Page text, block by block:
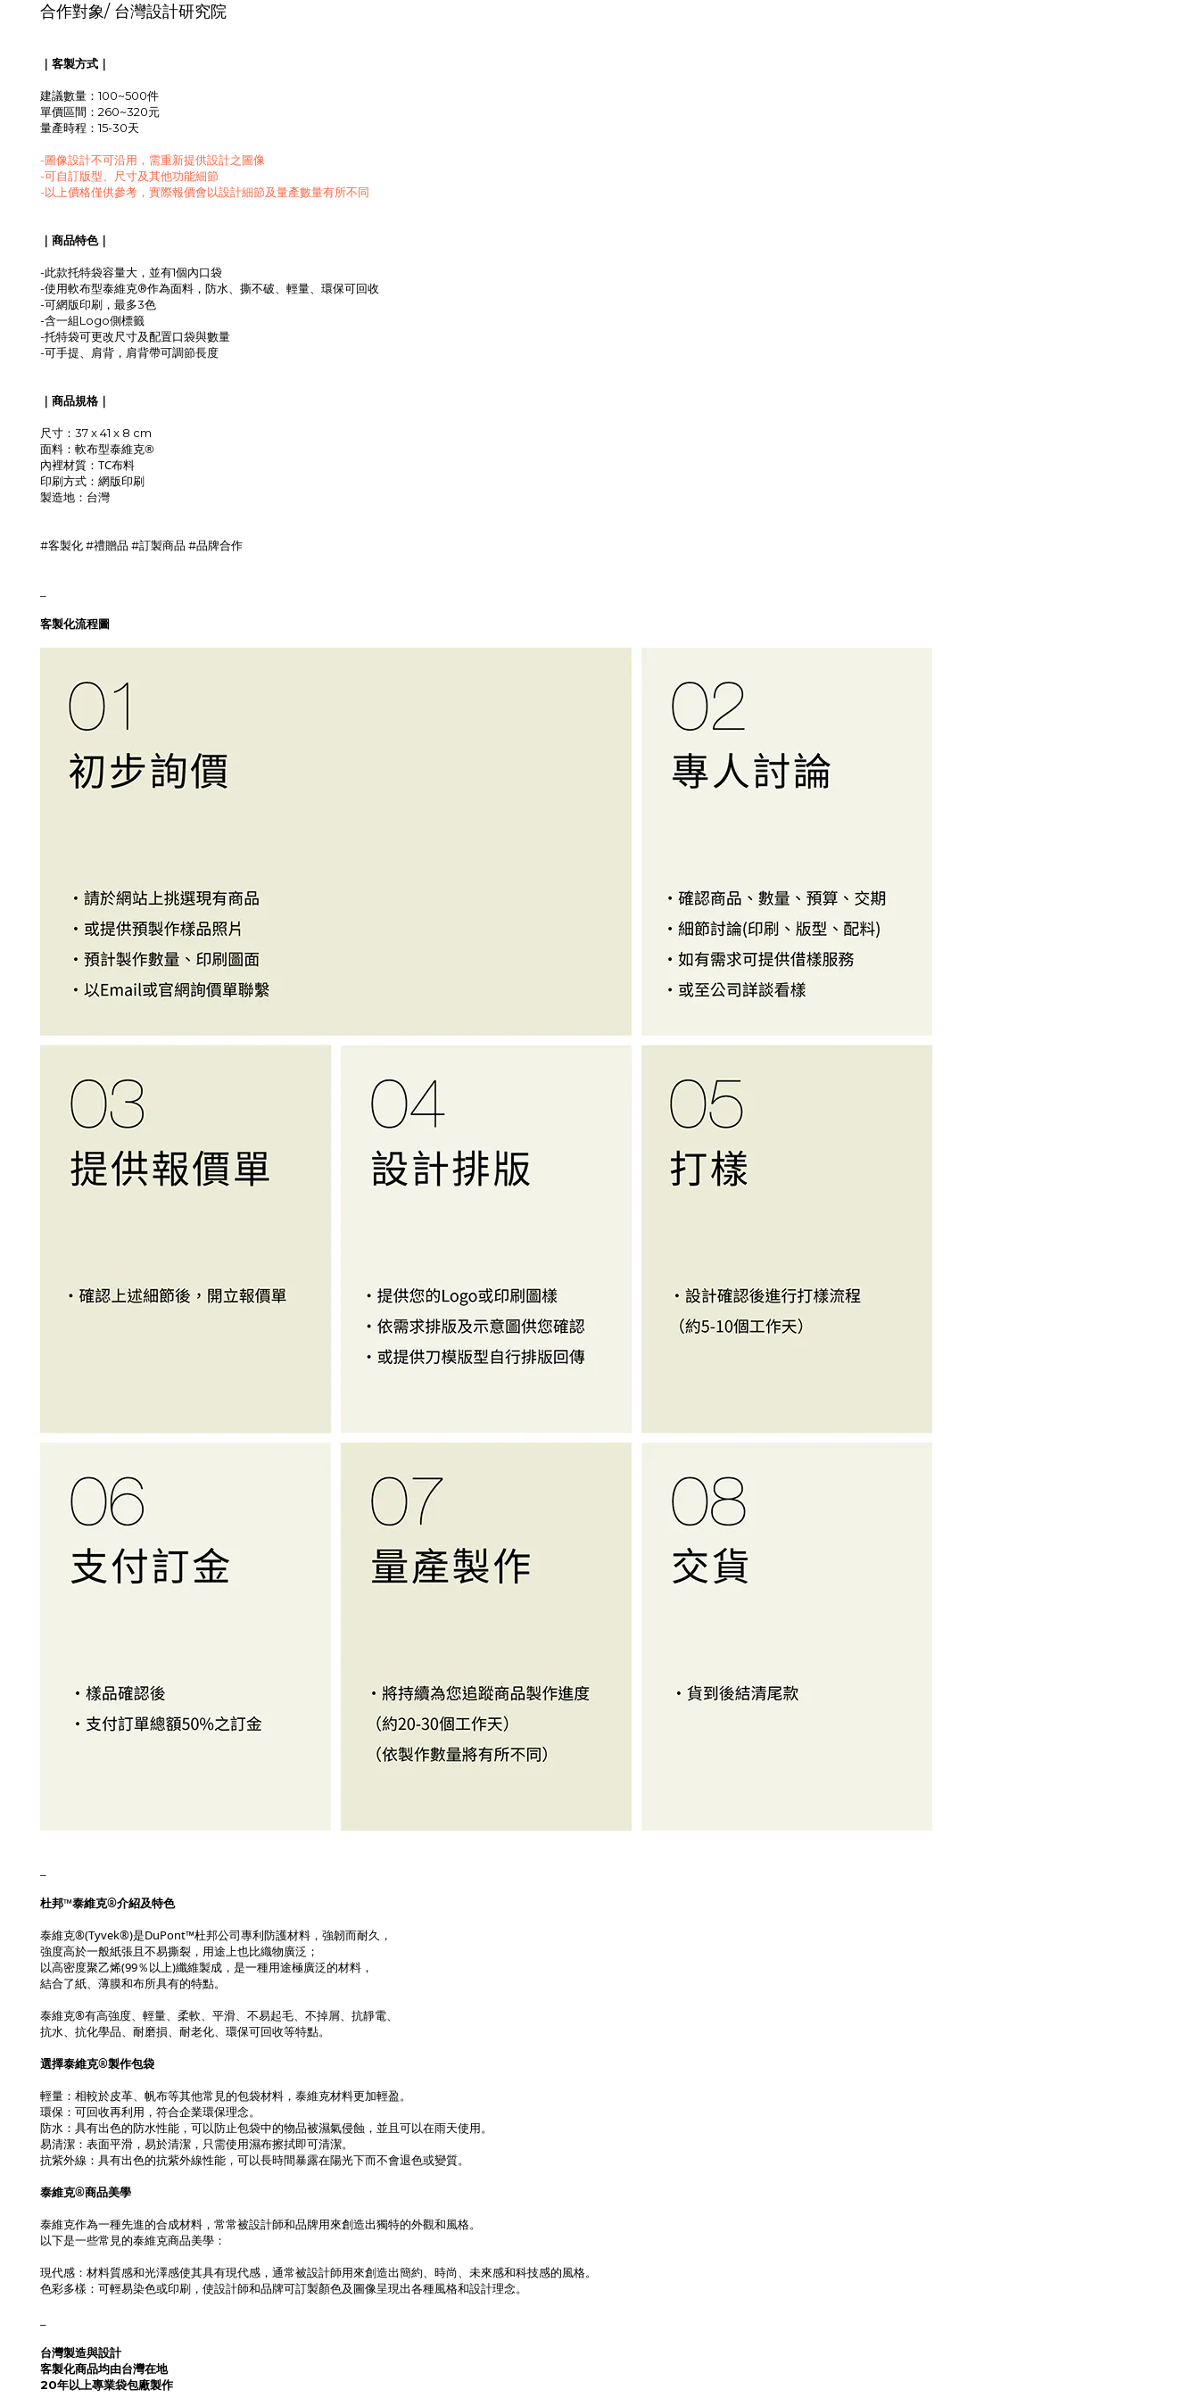
合作對象/ 台灣設計研究院
｜客製方式｜
建議數量：100~500件
單價區間：260~320元
量產時程：15-30天
-圖像設計不可沿用，需重新提供設計之圖像
-可自訂版型、尺寸及其他功能細節
-以上價格僅供參考，實際報價會以設計細節及量產數量有所不同
｜商品特色｜
-此款托特袋容量大，並有1個內口袋
-使用軟布型泰維克®作為面料，防水、撕不破 、輕量 、環保可回收
-可網版印刷，最多3色
-含一組Logo側標籤
-托特袋可更改尺寸及配置口袋與數量
-可手提、肩背，肩背帶可調節長度
｜商品規格｜
尺寸：37 x 41 x 8 cm
面料： 軟布型泰維克®
內裡材質： TC布料
印刷方式： 網版印刷
製造地 ：台灣
#客製化 #禮贈品 #訂製商品 #品牌合作
客製化流程圖
杜邦™泰維克®介紹及特色
泰維克®(Tyvek®)是DuPont™杜邦公司專利防護材料，強韌而耐久，
強度高於一般紙張且不易撕裂，用途上也比織物廣泛；
以高密度聚乙烯(99％以上)纖維製成，是一種用途極廣泛的材料，
結合了紙、薄膜和布所具有的特點。
泰維克®有高強度、輕量、柔軟、平滑、不易起毛、不掉屑、抗靜電、
抗水、抗化學品、耐磨損、耐老化、環保可回收等特點。
選擇泰維克®製作包袋
輕量：相較於皮革、帆布等其他常見的包袋材料，泰維克材料更加輕盈。
環保：可回收再利用，符合企業環保理念。
防水：具有出色的防水性能，可以防止包袋中的物品被濕氣侵蝕，並且可以在雨天使用。
易清潔：表面平滑，易於清潔，只需使用濕布擦拭即可清潔。
抗紫外線：具有出色的抗紫外線性能，可以長時間暴露在陽光下而不會退色或變質。
泰維克®商品美學
泰維克作為一種先進的合成材料，常常被設計師和品牌用來創造出獨特的外觀和風格。
以下是一些常見的泰維克商品美學：
現代感：材料質感和光澤感使其具有現代感，通常被設計師用來創造出簡約、時尚、未來感和科技感的風格。
色彩多樣：可輕易染色或印刷，使設計師和品牌可訂製顏色及圖像呈現出各種風格和設計理念。
台灣製造與設計
客製化商品均由台灣在地
20年以上專業袋包廠製作